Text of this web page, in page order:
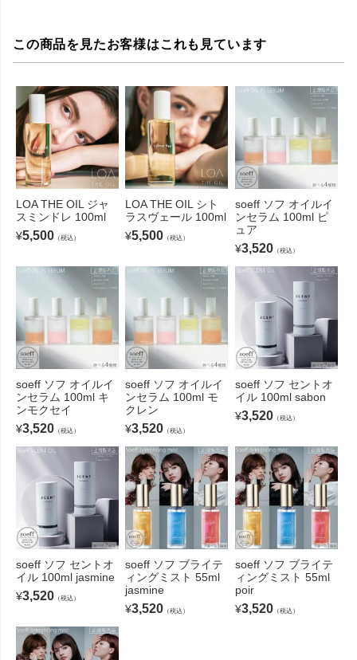
この商品を見たお客様はこれも見ています
LOA THE OIL ジャ
スミンドレ 100ml
¥5,500 （税込）
LOA THE OIL シト
ラスヴェール 100ml
¥5,500 （税込）
soeff ソフ オイルイ
ンセラム 100ml ピ
ュア
¥3,520（税込）
soeff ソフ オイルイ
ンセラム 100ml キ
ンモクセイ
¥3,520 （税込）
soeff ソフ オイルイ
ンセラム 100ml モ
クレン
¥3,520 （税込）
soeff ソフ セントオ
イル 100ml sabon
¥3,520（税込）
soeff ソフ セントオ
イル 100ml jasmine
¥3,520 （税込）
soeff ソフ ブライテ
ィングミスト 55ml
jasmine
¥3,520 （税込）
soeff ソフ ブライテ
ィングミスト 55ml
poir
¥3,520（税込）